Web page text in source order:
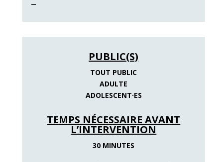
PUBLIC(S)
TOUT PUBLIC
ADULTE
ADOLESCENT·ES
TEMPS NÉCESSAIRE AVANT
L’INTERVENTION
30 MINUTES